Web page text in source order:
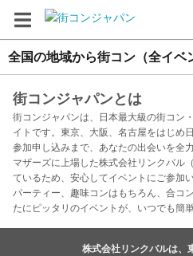
全国の地域から街コン（全イベ
街コンジャパンとは
街コンジャパンは、日本最大級の街コン
イトです。東京、大阪、名古屋をはじめ
参加申し込みまで、あなたの出会いを全
マザーズに上場した株式会社リンクバル
ているため、安心してイベントにご参加
パーティー、趣味コンはもちろん、合コ
たにピッタリのイベントが、いつでも簡
株式会社リンクバルは、